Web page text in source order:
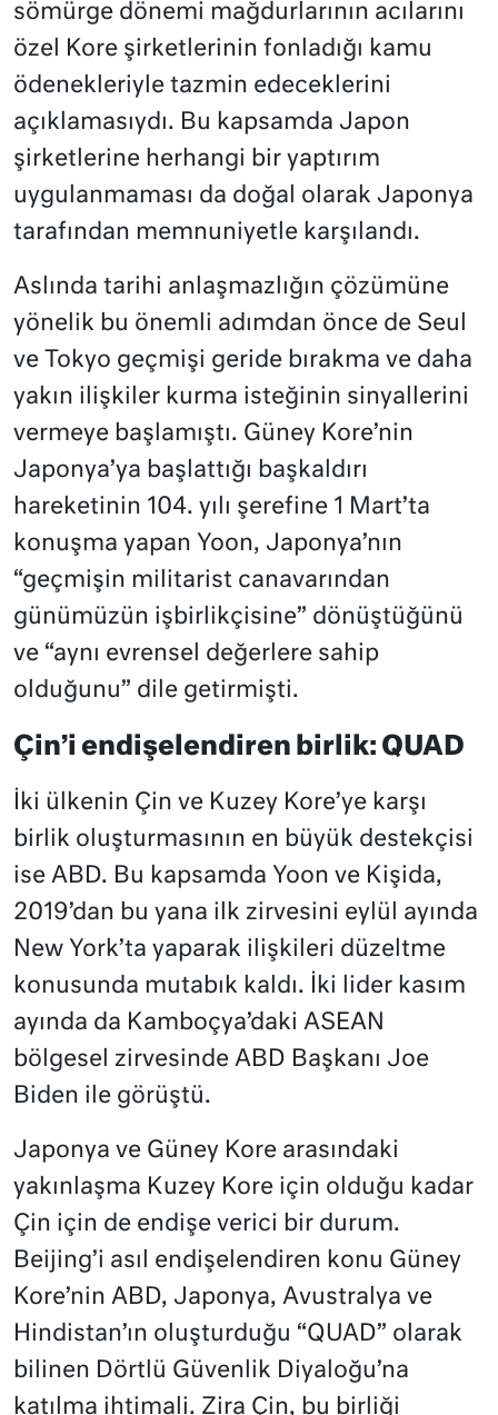
sömürge dönemi mağdurlarının acılarını
özel Kore şirketlerinin fonladığı kamu
ödenekleriyle tazmin edeceklerini
açıklamasıydı. Bu kapsamda Japon
şirketlerine herhangi bir yaptırım
uygulanmaması da doğal olarak Japonya
tarafından memnuniyetle karşılandı.
Aslında tarihi anlaşmazlığın çözümüne
yönelik bu önemli adımdan önce de Seul
ve Tokyo geçmişi geride bırakma ve daha
yakın ilişkiler kurma isteğinin sinyallerini
vermeye başlamıştı. Güney Kore’nin
Japonya’ya başlattığı başkaldırı
hareketinin 104. yılı şerefine 1 Mart’ta
konuşma yapan Yoon, Japonya’nın
“geçmişin militarist canavarından
günümüzün işbirlikçisine” dönüştüğünü
ve “aynı evrensel değerlere sahip
olduğunu” dile getirmişti.
Çin’i endişelendiren birlik: QUAD
İki ülkenin Çin ve Kuzey Kore’ye karşı
birlik oluşturmasının en büyük destekçisi
ise ABD. Bu kapsamda Yoon ve Kişida,
2019’dan bu yana ilk zirvesini eylül ayında
New York’ta yaparak ilişkileri düzeltme
konusunda mutabık kaldı. İki lider kasım
ayında da Kamboçya’daki ASEAN
bölgesel zirvesinde ABD Başkanı Joe
Biden ile görüştü.
Japonya ve Güney Kore arasındaki
yakınlaşma Kuzey Kore için olduğu kadar
Çin için de endişe verici bir durum.
Beijing’i asıl endişelendiren konu Güney
Kore’nin ABD, Japonya, Avustralya ve
Hindistan’ın oluşturduğu “QUAD” olarak
bilinen Dörtlü Güvenlik Diyaloğu’na
katılma ihtimali. Zira Çin, bu birliği